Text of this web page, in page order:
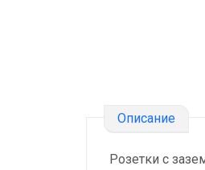
Описание
Розетки с